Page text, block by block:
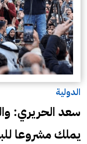
الدولية
سعد الحريري:
يملك مشروعا